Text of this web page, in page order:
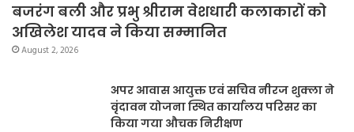
बजरंग बली और प्रभु श्रीराम वेशधारी कलाकारों को
अखिलेश यादव ने किया सम्मानित
August 2, 2026
अपर आवास आयुक्त एवं सचिव नीरज शुक्ला ने
वृंदावन योजना स्थित कार्यालय परिसर का
किया गया औचक निरीक्षण